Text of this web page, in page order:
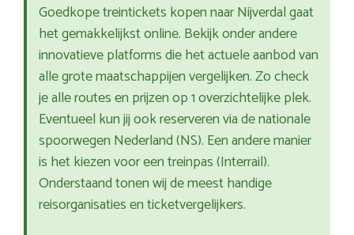
Goedkope treintickets kopen naar Nijverdal gaat
het gemakkelijkst online. Bekijk onder andere
innovatieve platforms die het actuele aanbod van
alle grote maatschappijen vergelijken. Zo check
je alle routes en prijzen op 1 overzichtelijke plek.
Eventueel kun jij ook reserveren via de nationale
spoorwegen Nederland (NS). Een andere manier
is het kiezen voor een treinpas (Interrail).
Onderstaand tonen wij de meest handige
reisorganisaties en ticketvergelijkers.